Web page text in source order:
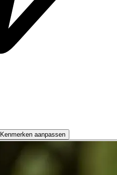
Kenmerken aanpassen